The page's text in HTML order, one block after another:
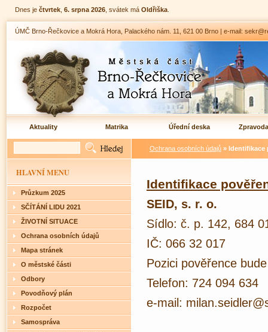
Dnes je čtvrtek 6. srpna 2026 , svátek má Oldřiška
ÚMČ Brno-Řečkovice a Mokrá Hora, Palackého nám. 11, 621 00 Brno | e-mail:
Aktuality Matrika Úřední deska
HLAVNÍ MENU
Průzkum 2025
SČÍTÁNÍ LIDU 2021
ŽIVOTNÍ SITUACE
Ochrana osobních údajů
Mapa stránek
O městské části
Odbory
Povodňový plán
Rozpočet
Samospráva
Ochrana osobních údajů » Identifikace
Identifikace
SEID, s. r. o.
Sídlo: č. p. 142, 684
IČ: 066 32 017
Pozici pověřence
Telefon: 724 094 634
e-mail: